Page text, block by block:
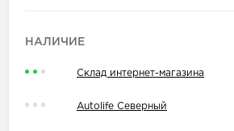
НАЛИЧИЕ
Склад интернет-магазина
Autolife Северный